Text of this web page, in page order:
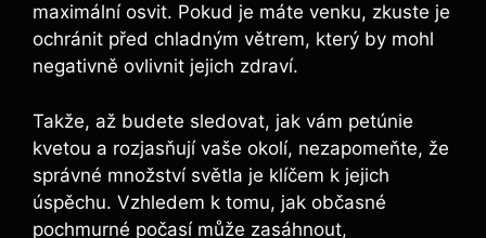
maximální osvit. Pokud je máte venku, zkuste je
ochránit před chladným větrem, který by mohl
negativně ovlivnit jejich zdraví.
Takže, až budete sledovat, jak vám petúnie
kvetou a rozjasňují vaše okolí, nezapomeňte, že
správné množství světla je klíčem k jejich
úspěchu. Vzhledem k tomu, jak občasné
pochmurné počasí může zasáhnout,